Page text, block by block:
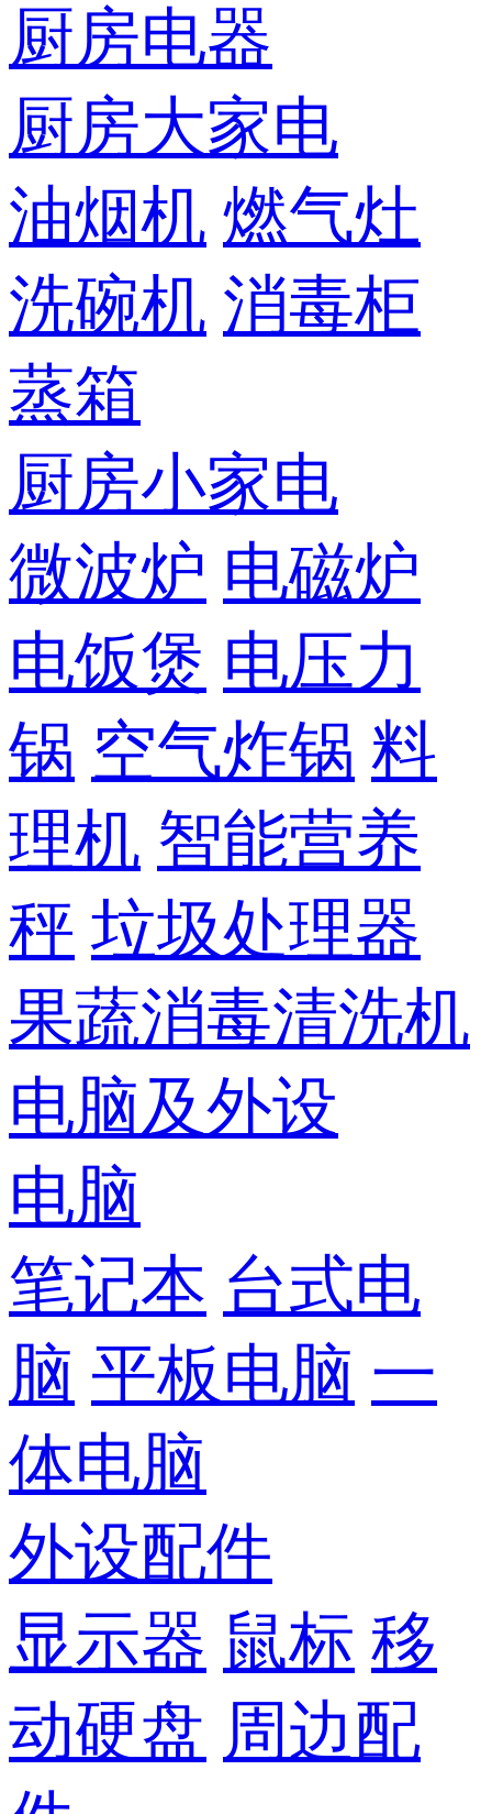
厨房电器
厨房大家电
油烟机 燃气灶
洗碗机 消毒柜
蒸箱
厨房小家电
微波炉 电磁炉
电饭煲 电压力
锅 空气炸锅 料
理机 智能营养
秤 垃圾处理器
果蔬消毒清洗机
电脑及外设
电脑
笔记本 台式电
脑 平板电脑 一
体电脑
外设配件
显示器 鼠标 移
动硬盘 周边配